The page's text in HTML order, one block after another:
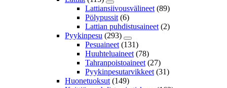
Lattiansiivousvälineet (89)
Pölypussit (6)
Lattian puhdistusaineet (2)
Pyykinpesu (293)
Pesuaineet (131)
Huuhteluaineet (78)
Tahranpoistoaineet (27)
Pyykinpesutarvikkeet (31)
Huonetuoksut (149)